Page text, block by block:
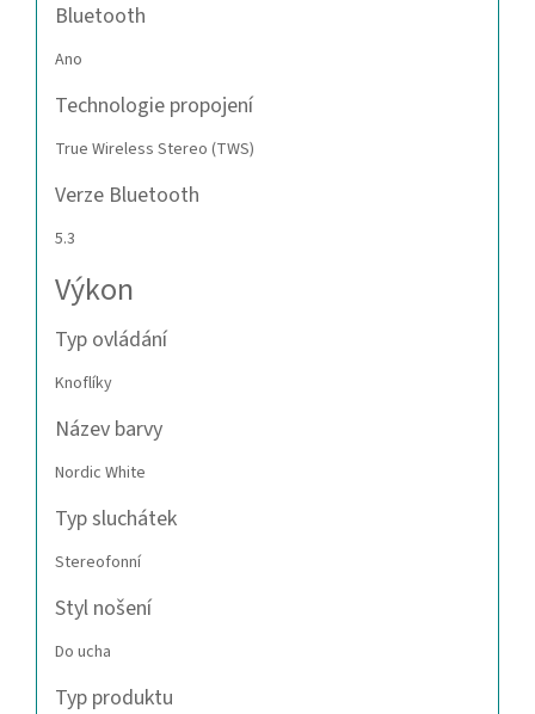
Bluetooth
Ano
Technologie propojení
True Wireless Stereo (TWS)
Verze Bluetooth
5.3
Výkon
Typ ovládání
Knoflíky
Název barvy
Nordic White
Typ sluchátek
Stereofonní
Styl nošení
Do ucha
Typ produktu